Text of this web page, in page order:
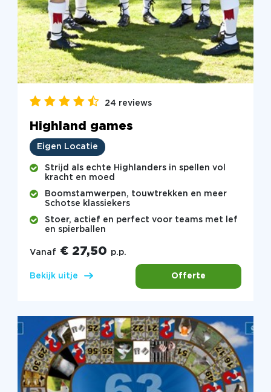
24 reviews
Highland games
Eigen Locatie
Strijd als echte Highlanders in spellen vol
kracht en moed
Boomstamwerpen, touwtrekken en meer
Schotse klassiekers
Stoer, actief en perfect voor teams met lef
en spierballen
Vanaf € 27,50 p.p.
Bekijk uitje Offerte